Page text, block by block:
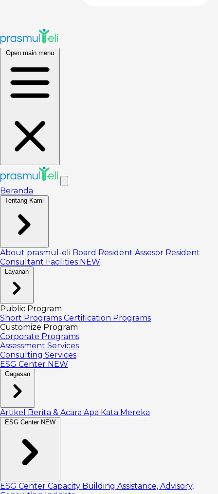
Open main menu
Beranda
Tentang Kami
About prasmul-eli Board Resident Assesor Resident
Consultant Facilities NEW
Layanan
Public Program
Short Programs Certification Programs
Customize Program
Corporate Programs
Assessment Services
Consulting Services
ESG Center NEW
Gagasan
Artikel Berita & Acara Apa Kata Mereka
ESG Center NEW
ESG Center Capacity Building Assistance, Advisory,